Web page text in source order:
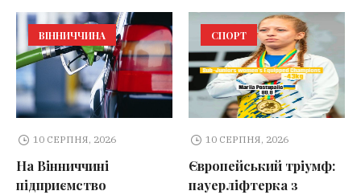
ВІННИЧЧИНА
10 СЕРПНЯ, 2026
На Вінниччині
підприємство
СПОРТ
10 СЕРПНЯ, 2026
Європейський тріумф:
пауерліфтерка з